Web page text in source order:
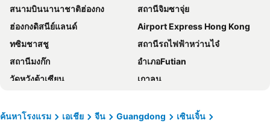
สนามบินนานาชาติฮ่องกง
สถานีจิมซาจุ่ย
ฮ่องกงดิสนีย์แลนด์
Airport Express Hong Kong
ทซิมชาสชู
สถานีรถไฟฟ้าหว่านไจ๋
สถานีมงก๊ก
อำเภอFutian
วัดหวังต้าเซียน
เกาลูน
Tsim Sha Tsui Metro Station
Disneyland Resort Metro Station
ค้นหาโรงแรม เอเชีย จีน Guangdong
เซินเจิ้น